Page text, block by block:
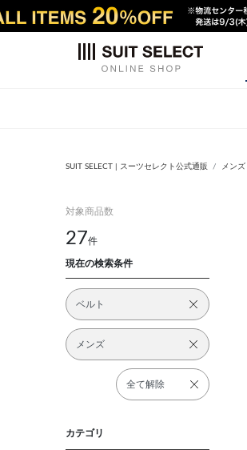
SUIT SELECT | スーツセレクト公式通販 メンズ
対象商品数
27件
現在の検索条件
ベルト
メンズ
全て解除
カテゴリ